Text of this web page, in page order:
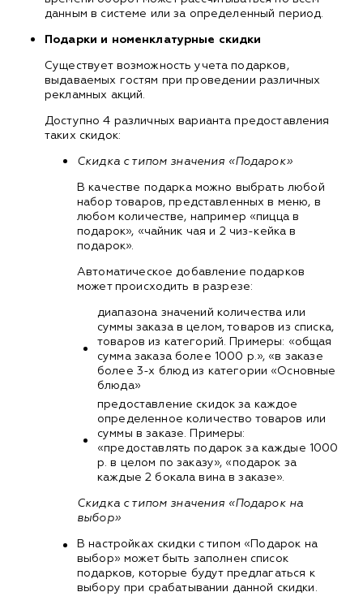
данным в системе или за определенный период.
Подарки и номенклатурные скидки
Существует возможность учета подарков,
выдаваемых гостям при проведении различных
рекламных акций.
Доступно 4 различных варианта предоставления
таких скидок:
Скидка с типом значения «Подарок»
В качестве подарка можно выбрать любой
набор товаров, представленных в меню, в
любом количестве, например «пицца в
подарок», «чайник чая и 2 чиз-кейка в
подарок».
Автоматическое добавление подарков
может происходить в разрезе:
диапазона значений количества или
суммы заказа в целом, товаров из списка,
товаров из категорий. Примеры: «общая
сумма заказа более 1000 р.», «в заказе
более 3-х блюд из категории «Основные
блюда»
предоставление скидок за каждое
определенное количество товаров или
суммы в заказе. Примеры:
«предоставлять подарок за каждые 1000
р. в целом по заказу», «подарок за
каждые 2 бокала вина в заказе».
Скидка с типом значения «Подарок на
выбор»
В настройках скидки с типом «Подарок на
выбор» может быть заполнен список
подарков, которые будут предлагаться к
выбору при срабатывании данной скидки.